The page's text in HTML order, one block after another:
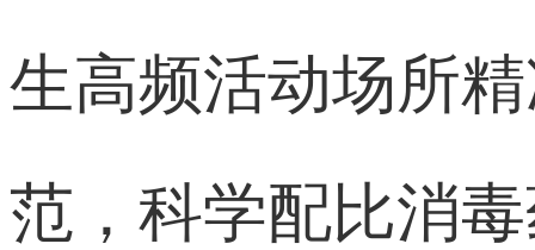
生高频活动场所
范，科学配比消